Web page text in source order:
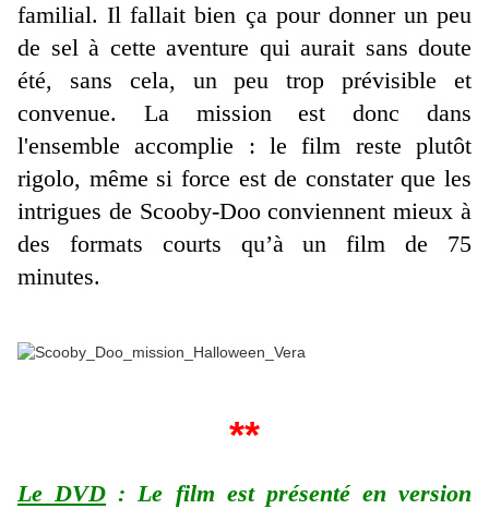
familial. Il fallait bien ça pour donner un peu
de sel à cette aventure qui aurait sans doute
été, sans cela, un peu trop prévisible et
convenue. La mission est donc dans
l'ensemble accomplie : le film reste plutôt
rigolo, même si force est de constater que les
intrigues de Scooby-Doo conviennent mieux à
des formats courts qu’à un film de 75
minutes.
**
Le DVD : Le film est présenté en version